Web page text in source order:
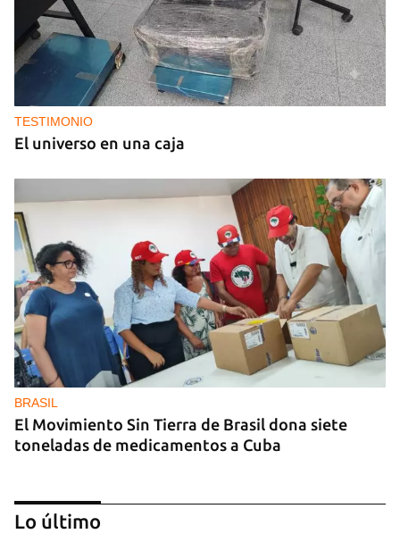
TESTIMONIO
El universo en una caja
BRASIL
El Movimiento Sin Tierra de Brasil dona siete
toneladas de medicamentos a Cuba
Lo último